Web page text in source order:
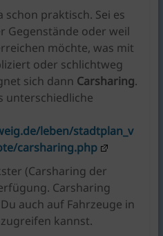
schon praktisch. Sei es
Gegenstände oder weil
möchte, was mit
oder schlichtweg
sich dann Carsharing.
unterschiedliche
leben/stadtplan_v
carsharing.php
(Carsharing der
Carsharing
auch auf Fahrzeuge in
kannst.